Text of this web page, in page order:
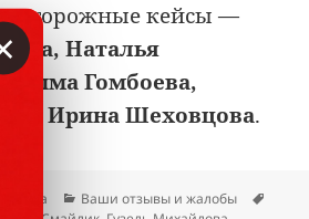
осторожные кейсы —
Наталья
Гомбоева,
Ирина Шеховцова.
сайта Рубрики
Ваши отзывы и жалобы